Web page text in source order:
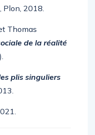
, Plon, 2018.
Thomas
de la réalité
plis singuliers